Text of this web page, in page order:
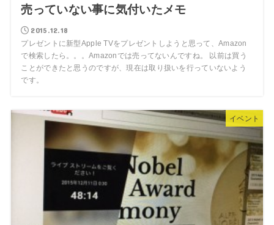
売っていない事に気付いたメモ
2015.12.18
プレゼントに新型Apple TVをプレゼントしようと思って、Amazon
で検索したら。。。Amazonでは売ってないんですね。 以前は買う
ことができたと思うのですが、現在は取り扱いを行っていないよう
です。
イベント